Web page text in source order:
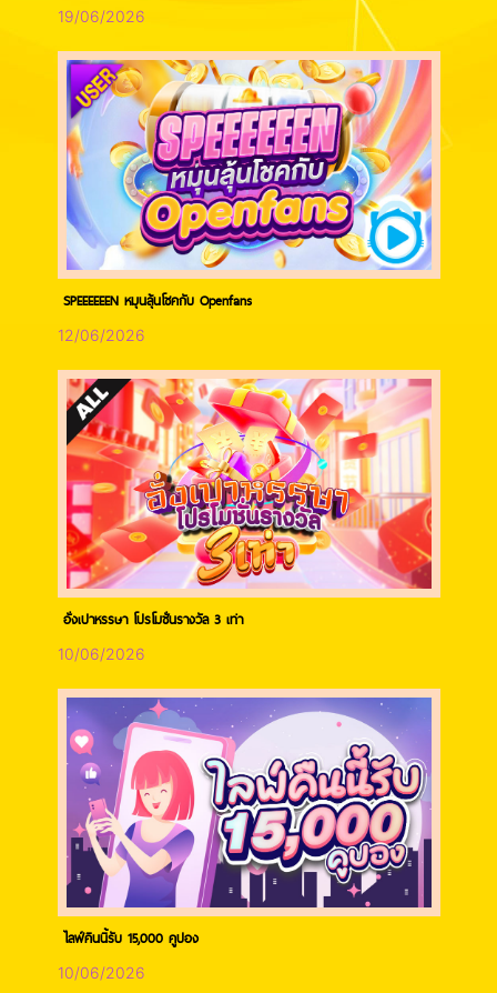
19/06/2026
SPEEEEEEN หมุนลุ้นโชคกับ Openfans
12/06/2026
อั่งเปาหรรษา โปรโมชั่นรางวัล 3 เท่า
10/06/2026
ไลฟ์คืนนี้รับ 15,000 คูปอง
10/06/2026